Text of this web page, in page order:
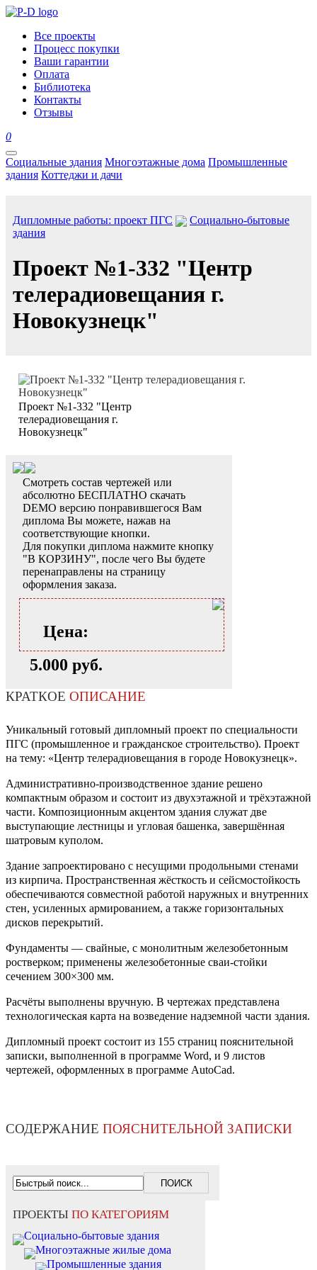
Все проекты
Процесс покупки
Ваши гарантии
Оплата
Библиотека
Контакты
Отзывы
0
Социальные здания Многоэтажные дома Промышленные
здания Коттеджи и дачи
Дипломные работы: проект ПГС
Социально-бытовые
здания
Проект №1-332 "Центр
телерадиовещания г.
Новокузнецк"
Проект №1-332 "Центр
телерадиовещания г.
Новокузнецк"
Смотреть состав чертежей или
абсолютно БЕСПЛАТНО скачать
DEMO версию понравившегося Вам
диплома Вы можете, нажав на
соответствующие кнопки.
Для покупки диплома нажмите кнопку
"В КОРЗИНУ", после чего Вы будете
перенаправлены на страницу
оформления заказа.
Цена:
5.000 руб.
КРАТКОЕ ОПИСАНИЕ
Уникальный готовый дипломный проект по специальности
ПГС (промышленное и гражданское строительство). Проект
на тему: «Центр телерадиовещания в городе Новокузнецк».
Административно-производственное здание решено
компактным образом и состоит из двухэтажной и трёхэтажной
части. Композиционным акцентом здания служат две
выступающие лестницы и угловая башенка, завершённая
шатровым куполом.
Здание запроектировано с несущими продольными стенами
из кирпича. Пространственная жёсткость и сейсмостойкость
обеспечиваются совместной работой наружных и внутренних
стен, усиленных армированием, а также горизонтальных
дисков перекрытий.
Фундаменты — свайные, с монолитным железобетонным
ростверком; применены железобетонные сваи-стойки
сечением 300×300 мм.
Расчёты выполнены вручную. В чертежах представлена
технологическая карта на возведение надземной части здания.
Дипломный проект состоит из 155 страниц пояснительной
записки, выполненной в программе Word, и 9 листов
чертежей, оформленных в программе AutoCad.
СОДЕРЖАНИЕ ПОЯСНИТЕЛЬНОЙ ЗАПИСКИ
ПРОЕКТЫ ПО КАТЕГОРИЯМ
Социально-бытовые здания
Многоэтажные жилые дома
Промышленные здания